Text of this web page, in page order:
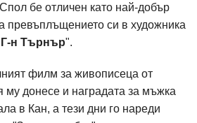
бе отличен като най-добър
превъплъщението си в художника
н Търнър".
филм за живописеца от
му донесе и наградата за мъжка
в Кан, а тези дни го нареди